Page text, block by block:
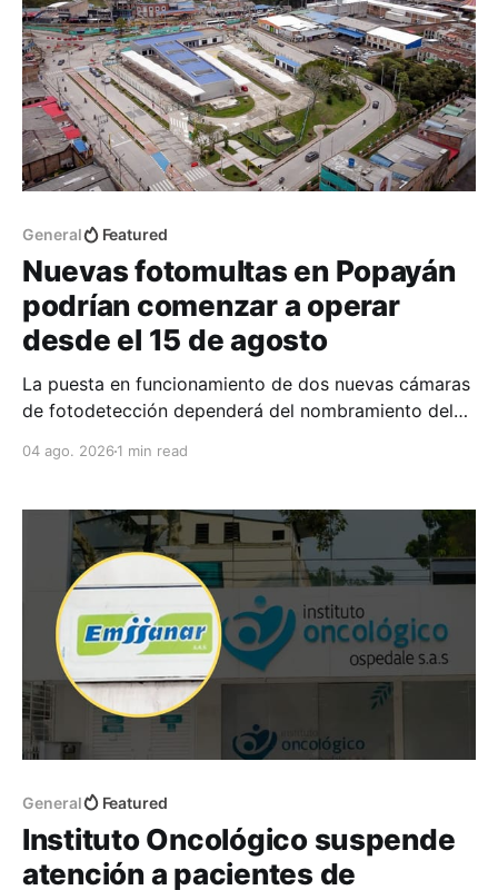
General Featured
Nuevas fotomultas en Popayán
podrían comenzar a operar
desde el 15 de agosto
La puesta en funcionamiento de dos nuevas cámaras
de fotodetección dependerá del nombramiento del
del alcalde Juan Carlos Muñoz.
04 ago. 2026 1 min read
General Featured
Instituto Oncológico suspende
atención a pacientes de